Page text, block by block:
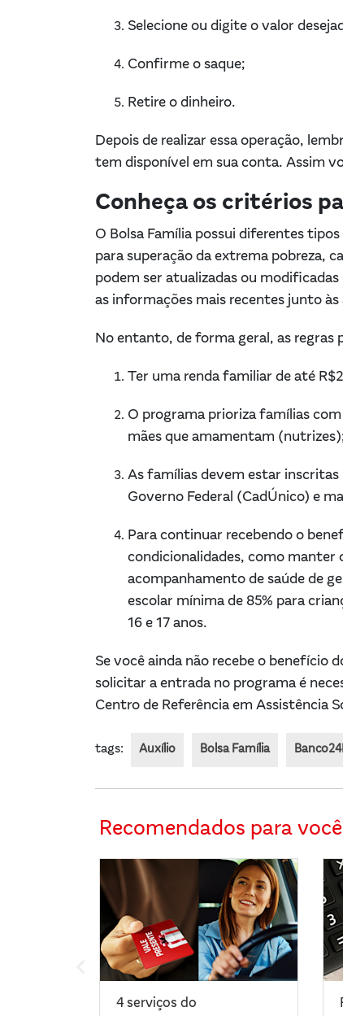
Selecione ou digite o valor
Confirme o saque;
Retire o dinheiro.
Depois de realizar essa operação,
tem disponível em sua conta. Assim
Conheça os critérios
O Bolsa Família possui diferentes
para superação da extrema pobreza,
podem ser atualizadas ou
as informações mais recentes junto
No entanto, de forma geral, as regras
Ter uma renda familiar de até
O programa prioriza famílias
mães que amamentam
As famílias devem estar inscritas
Governo Federal (CadÚnico) e
Para continuar recebendo o
condicionalidades, como manter
acompanhamento de saúde de
escolar mínima de 85% para
16 e 17 anos.
Se você ainda não recebe o benefício
solicitar a entrada no programa é
Centro de Referência em Assistência
tags: Auxílio Bolsa Família
Recomendados para você
4 serviços do